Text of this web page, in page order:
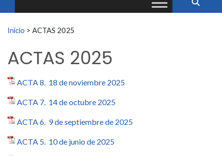
Buscar:
Inicio > ACTAS 2025
ACTAS 2025
ACTA 8. 18 de noviembre 2025
ACTA 7. 14 de octubre 2025
ACTA 6. 9 de septiembre de 2025
ACTA 5. 10 de junio de 2025